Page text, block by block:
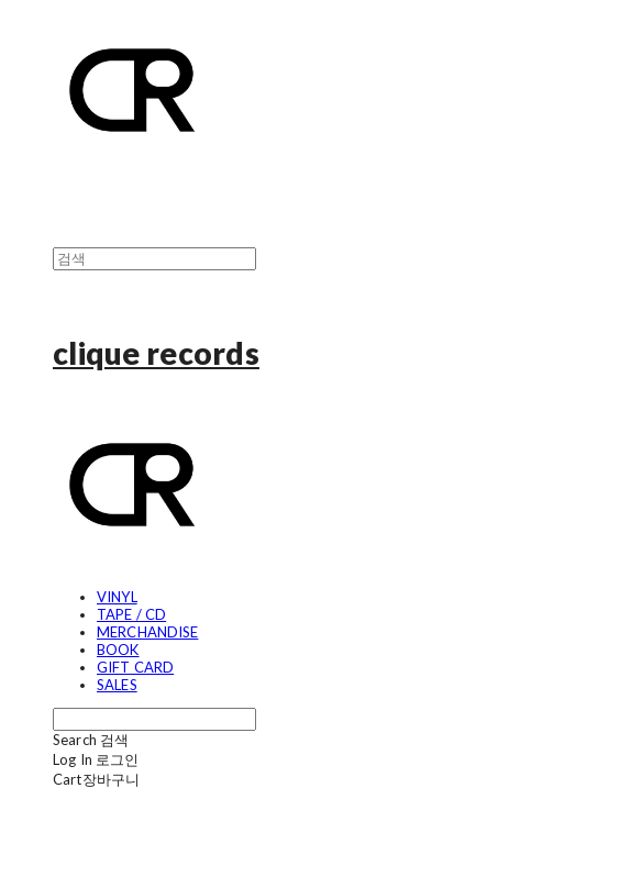
clique records
VINYL
TAPE / CD
MERCHANDISE
BOOK
GIFT CARD
SALES
Search 검색
Log In 로그인
Cart장바구니